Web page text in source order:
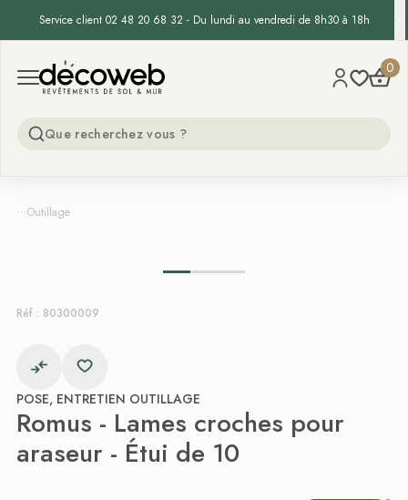
Service client 02 48 20 68 32 - Du lundi au vendredi de 8h30 à 18h
Open menu
Decoweb 0
...Outillage
Réf : 80300009
POSE, ENTRETIEN OUTILLAGE
Romus - Lames croches pour
araseur - Étui de 10